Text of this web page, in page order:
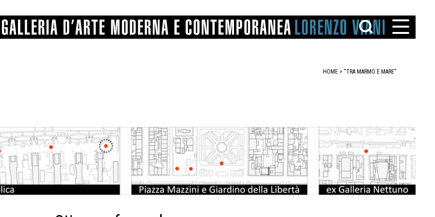
ALTRO
MATRICI XILOGRAFICHE
FOTOGRAFIA
MARTINI
MASCHIETTO
MICHETTI
PARISI
PIERACCINI
PREMIO VIAREGGIO
SPOLTI
VARRAUD SANTINI
PROVENIENZE VARIE
HOME > “TRA MARMO E MARE”